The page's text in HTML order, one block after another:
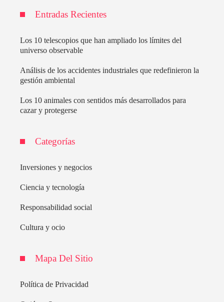
Entradas Recientes
Los 10 telescopios que han ampliado los límites del
universo observable
Análisis de los accidentes industriales que redefinieron la
gestión ambiental
Los 10 animales con sentidos más desarrollados para
cazar y protegerse
Categorías
Inversiones y negocios
Ciencia y tecnología
Responsabilidad social
Cultura y ocio
Mapa Del Sitio
Política de Privacidad